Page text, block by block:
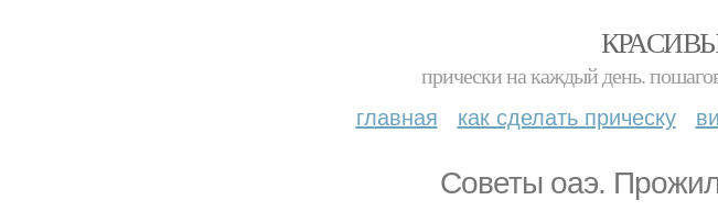
прически на каждый день.
главная как сделать прическу
Советы оаэ.